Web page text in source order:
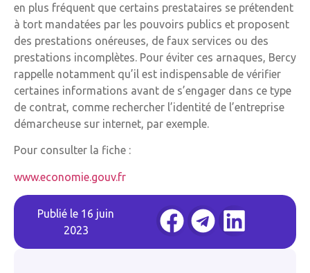
en plus fréquent que certains prestataires se prétendent
à tort mandatées par les pouvoirs publics et proposent
des prestations onéreuses, de faux services ou des
prestations incomplètes. Pour éviter ces arnaques, Bercy
rappelle notamment qu’il est indispensable de vérifier
certaines informations avant de s’engager dans ce type
de contrat, comme rechercher l’identité de l’entreprise
démarcheuse sur internet, par exemple.
Pour consulter la fiche :
www.economie.gouv.fr
Publié le 16 juin
2023